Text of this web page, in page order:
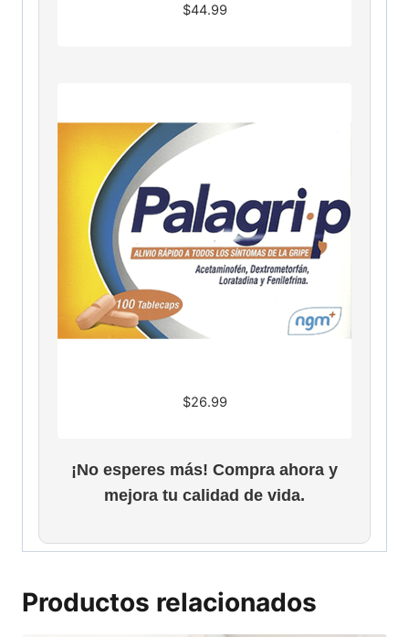
$44.99
$26.99
¡No esperes más! Compra ahora y
mejora tu calidad de vida.
Productos relacionados